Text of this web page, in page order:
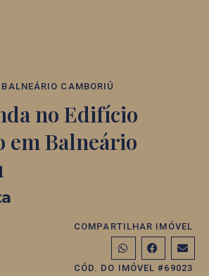
BALNEÁRIO CAMBORIÚ
no Edifício
em Balneário
COMPARTILHAR IMÓVEL
CÓD. DO IMÓVEL #69023